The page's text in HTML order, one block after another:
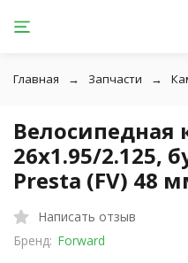
Главная Запчасти
Велосипедная
26x1.95/2.125,
Presta (FV) 48
Написать отзыв
Бренд: Forward